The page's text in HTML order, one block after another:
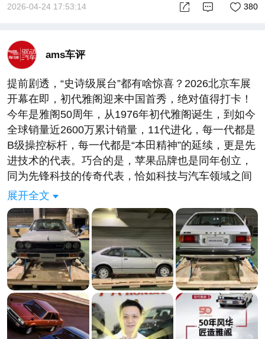
2026-04-24 17:53:14 380
ams车评
提前剧透，“史诗级展台”都有啥惊喜？2026北京车展
开幕在即，初代雅阁迎来中国首秀，绝对值得打卡！
今年是雅阁50周年，从1976年初代雅阁诞生，到如今
全球销量近2600万累计销量，11代进化，每一代都是
B级操控标杆，每一代都是“本田精神”的延续，更是先
进技术的代表。巧合的是，苹果品牌也是同年创立，
同为先锋科技的传奇代表，恰如科技与汽车领域之间
的跨空间默契。50年磨一剑，雅阁不仅是一台车，更
是一段汽车传奇。
回顾历代雅阁，初代就以诸多“黑科技”带来人车合一
的驾控体验，由此奠定奠定“技术本田”基石；第四代
带来VTEC首秀，低油耗与高转激情并存，开启“红头
机”时代；第六代则通过国产落地，起步即与世界同
步；第十代开始则全面拥抱年轻化，第三代i-MMD混
动再进化，引领混动时代；如今，第十一代雅阁凭借
Honda Architecture新架构+Honda SENSING 360+高
阶智驾辅助+第四代i-MMD插混，全方位升级体验与智
展开全文